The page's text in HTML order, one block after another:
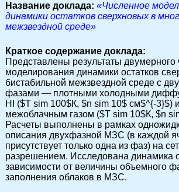
Название доклада: «Численное
динамики остатков сверхновых в
межзвездной среде»
Краткое содержание доклада:
Представлены результаты двумерного
моделирования динамики остатков
бистабильной межзвездной среде с
фазами — плотными холодными
HI ($T sim 100$К, $n sim 10$ см$^{-3}$)
межоблачным газом ($T sim 10$К, $n
Расчеты выполнены в рамках
описания двухфазной МЗС (в каждой
присутствует только одна из фаз) на
разрешением. Исследована динамика
зависимости от величины объемного
заполнения облаков в МЗС.